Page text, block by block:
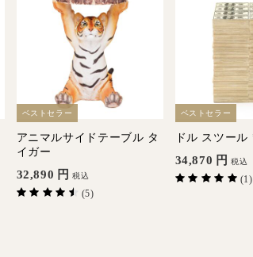
ベストセラー
アニマルサイドテーブル タ
イガー
32,890 円 税込
(5)
ベストセラー
ドル スツール
34,870 円 税込
(1)